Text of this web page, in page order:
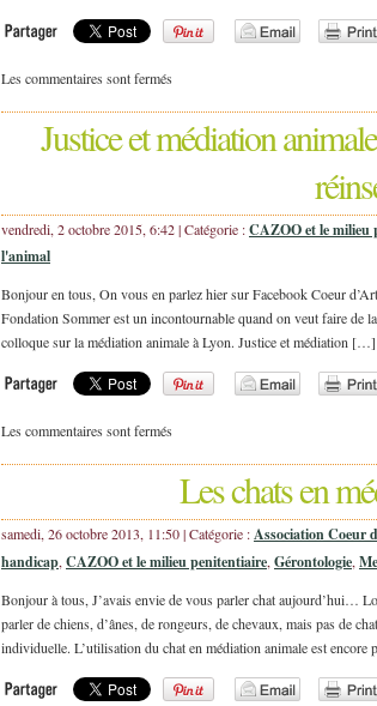
Les commentaires sont fermés
Justice et médiation
vendredi, 2 octobre 2015, 6:42 | Catégorie :CAZOO et le milieu
l'animal
Bonjour en tous, On vous en parlez hier sur Facebook Coeur
Fondation Sommer est un incontournable quand on veut faire de
colloque sur la médiation animale à Lyon. Justice et médiation […]
Les commentaires sont fermés
Les chats en
samedi, 26 octobre 2013, 11:50 | Catégorie :Association Coeur
handicap, CAZOO et le milieu penitentiaire, Gérontologie,
Bonjour à tous, J’avais envie de vous parler chat aujourd’hui…
parler de chiens, d’ânes, de rongeurs, de chevaux, mais pas de
individuelle. L’utilisation du chat en médiation animale est